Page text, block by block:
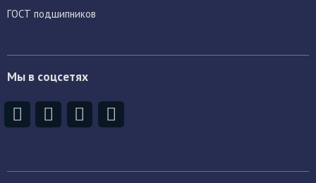
ГОСТ подшипников
Мы в соцсетях